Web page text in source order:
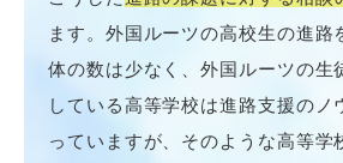
ます。外国ルーツの高校生の進路
体の数は少なく、外国ルーツの生
している高等学校は進路支援のノ
っていますが、そのような高等学